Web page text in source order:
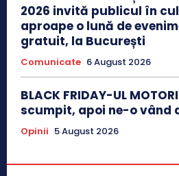
2026 invită publicul în
aproape o lună de
gratuit, la București
Comunicate 6 August 2026
BLACK FRIDAY-UL
scumpit, apoi ne-o vând
Opinii 5 August 2026